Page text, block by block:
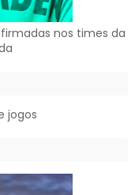
nos times da
jogos